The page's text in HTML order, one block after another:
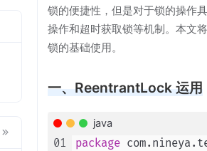
锁的便捷性，但是对于锁的操作
操作和超时获取锁等机制。本文
锁的基础使用。
一、ReentrantLock 运用
java
01
package